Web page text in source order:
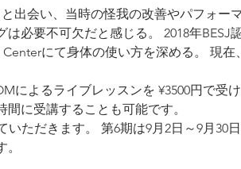
出会い、当時の怪我の改善やパフォー
必要不可欠だと感じる。 2018年BESJ
にて身体の使い方を深める。 現
によるライブレッスンを ¥3500円で受
に受講することも可能です。
ただきます。 第6期は9月2日～9月30